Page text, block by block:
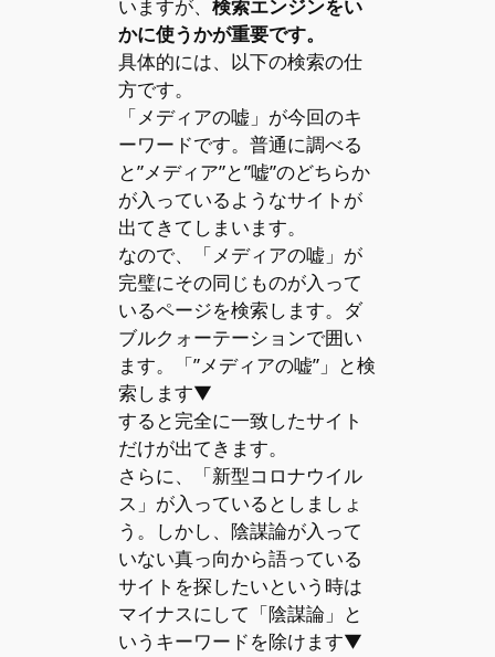
いますが、検索エンジンをい
かに使うかが重要です。
具体的には、以下の検索の仕
方です。
「メディアの嘘」が今回のキ
ーワードです。普通に調べる
と”メディア”と”嘘”のどちらか
が入っているようなサイトが
出てきてしまいます。
なので、「メディアの嘘」が
完璧にその同じものが入って
いるページを検索します。ダ
ブルクォーテーションで囲い
ます。「”メディアの嘘”」と検
索します▼
すると完全に一致したサイト
だけが出てきます。
さらに、「新型コロナウイル
ス」が入っているとしましょ
う。しかし、陰謀論が入って
いない真っ向から語っている
サイトを探したいという時は
マイナスにして「陰謀論」と
いうキーワードを除けます▼